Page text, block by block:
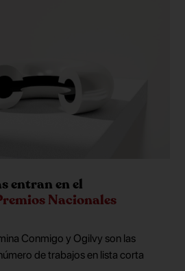
entran en el
Nacionales
Conmigo y Ogilvy son las
de trabajos en lista corta